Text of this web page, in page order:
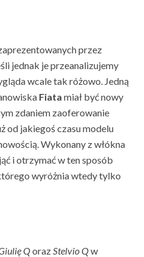
przez
jednak je przeanalizujemy
wcale tak różowo. Jedną
Fiata miał być nowy
zdaniem zaoferowanie
od jakiegoś czasu modelu
Wykonany z włókna
i otrzymać w ten sposób
wyróżnia wtedy tylko
QorazStelvioQw